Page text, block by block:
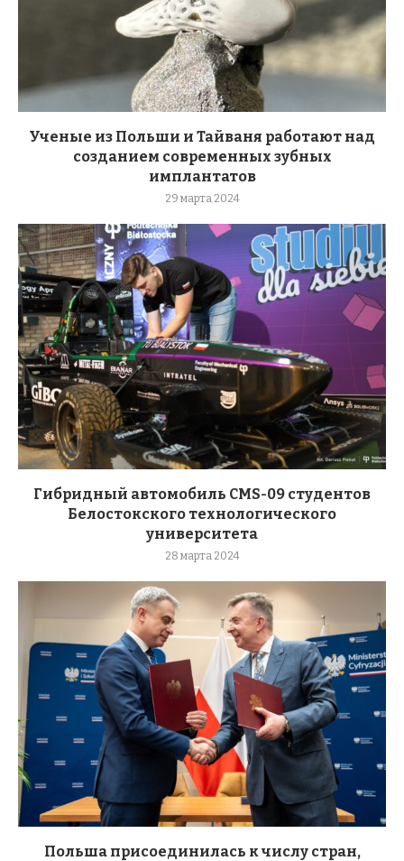
Ученые из Польши и Тайваня работают над
созданием современных зубных
имплантатов
29 марта 2024
Гибридный автомобиль CMS-09 студентов
Белостокского технологического
университета
28 марта 2024
Польша присоединилась к числу стран,